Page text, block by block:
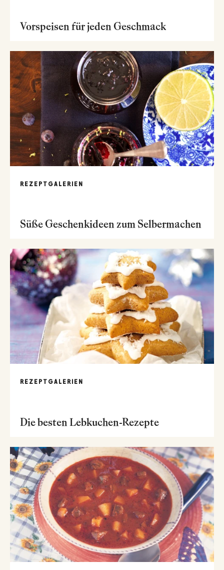
Vorspeisen für jeden Geschmack
REZEPTGALERIEN
Süße Geschenkideen zum Selbermachen
REZEPTGALERIEN
Die besten Lebkuchen-Rezepte